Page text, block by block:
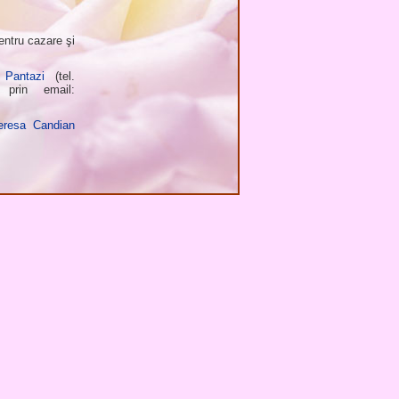
cazare şi
Pantazi (tel.
email:
Candian